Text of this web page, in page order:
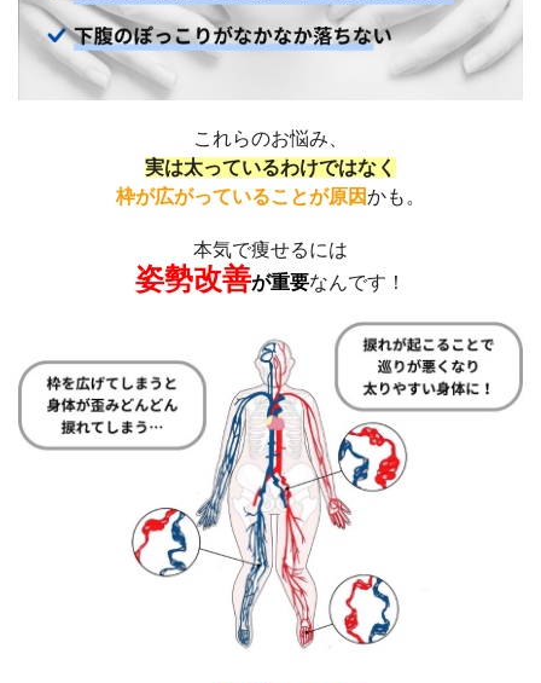
これらのお悩み、
実は太っているわけではなく
枠が広がっていることが原因かも。
本気で痩せるには
姿勢改善が重要なんです！